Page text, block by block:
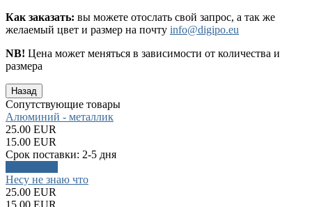
Как заказать: вы можете отослать свой запрос, а так же
желаемый цвет и размер на почту info@digipo.eu
NB! Цена может меняться в зависимости от количества и
размера
Сопутствующие товары
Алюминий - металлик
25.00 EUR
15.00 EUR
Срок поставки: 2-5 дня
Несу не знаю что
25.00 EUR
15.00 EUR